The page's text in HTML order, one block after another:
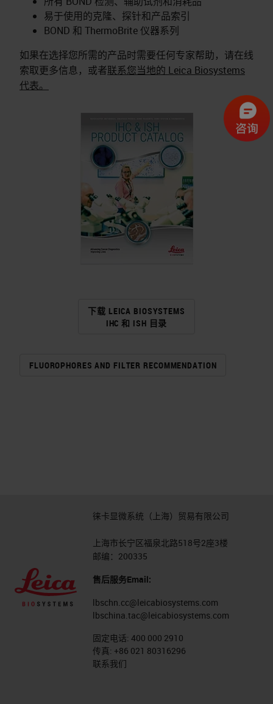
易于使用的克隆、探针和产品索引
BOND 和 ThermoBrite 仪器系列
如果在选择您所需的产品时需要任何专家帮助，请在线
索取更多信息，或者联系您当地的 Leica Biosystems
代表。
下载 LEICA BIOSYSTEMS
IHC 和 ISH 目录
FLUOROPHORES AND FILTER RECOMMENDATION
徕卡显微系统（上海）贸易有限公司
上海市长宁区福泉北路518号2座3楼
邮编：200335
售后服务Email:
lbschn.cc@leicabiosystems.com
lbschina.tac@leicabiosystems.com
固定电话: 400 000 2910
传真: +86 021 80316296
联系我们